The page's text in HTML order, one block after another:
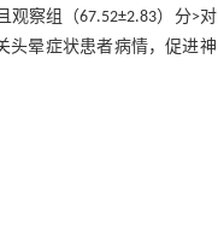
观察组（67.52±2.83）分>对
头晕症状患者病情，促进神